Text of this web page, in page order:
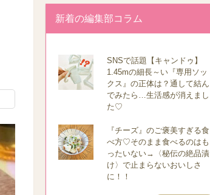
新着の編集部コラム
SNSで話題【キャンドゥ】
1.45mの細長～い『専用ソッ
クス』の正体は？通して結ん
でみたら…生活感が消えまし
た♡
『チーズ』のご褒美すぎる食
べ方♡そのまま食べるのはも
ったいない→〈秘伝の絶品漬
け〉で止まらないおいしさ
に！！